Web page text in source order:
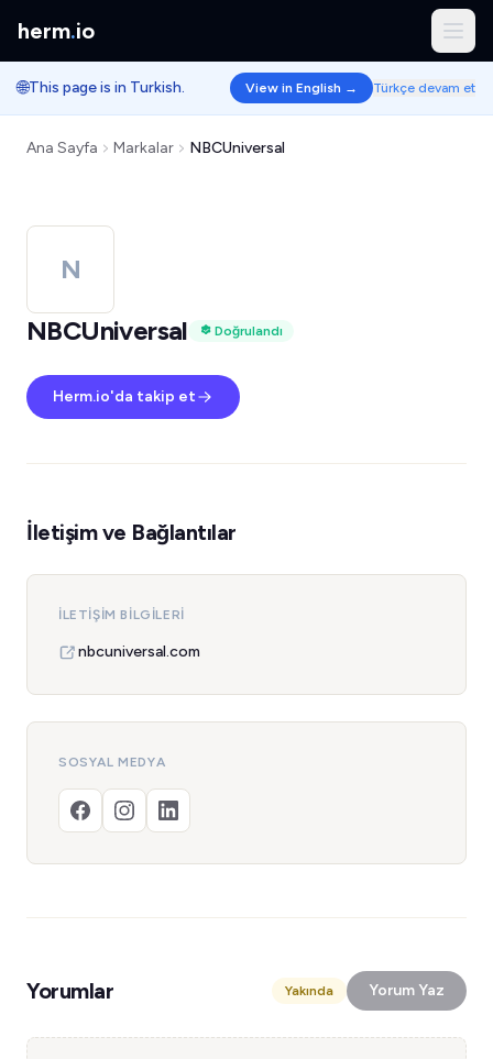
herm.io
🌐This page is in Turkish. View in English → Türkçe devam et
Ana Sayfa Markalar NBCUniversal
N
NBCUniversal
Doğrulandı
Herm.io'da takip et
İletişim ve Bağlantılar
İLETIŞIM BILGILERI
nbcuniversal.com
SOSYAL MEDYA
Yorumlar Yakında Yorum Yaz